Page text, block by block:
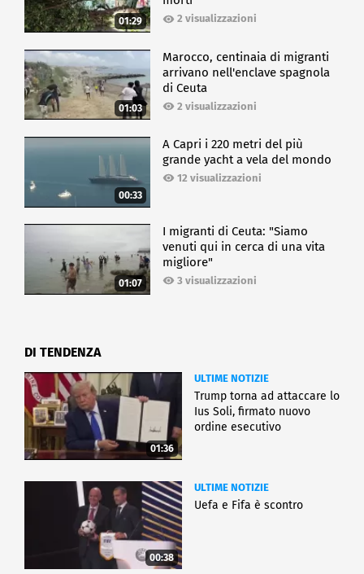
01:29 2 visualizzazioni
01:03
Marocco, centinaia di migranti
arrivano nell'enclave spagnola
di Ceuta
2 visualizzazioni
00:33
A Capri i 220 metri del più
grande yacht a vela del mondo
12 visualizzazioni
01:07
I migranti di Ceuta: "Siamo
venuti qui in cerca di una vita
migliore"
3 visualizzazioni
DI TENDENZA
01:36
ULTIME NOTIZIE
Trump torna ad attaccare lo
Ius Soli, firmato nuovo
ordine esecutivo
00:38
ULTIME NOTIZIE
Uefa e Fifa è scontro